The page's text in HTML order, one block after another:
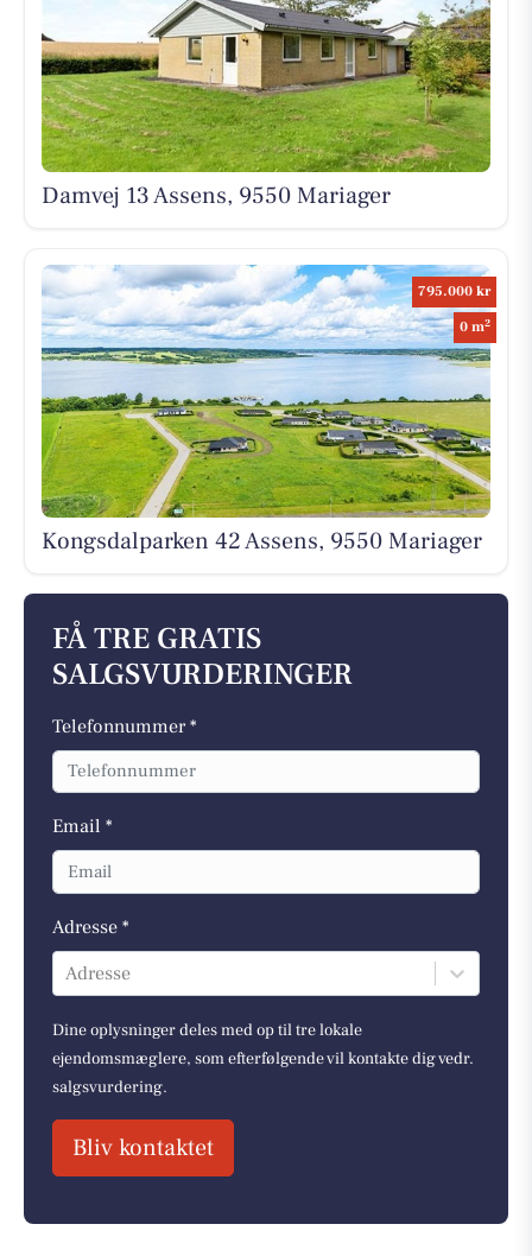
Damvej 13 Assens, 9550 Mariager
795.000 kr
0 m2
Kongsdalparken 42 Assens, 9550 Mariager
FÅ TRE GRATIS
SALGSVURDERINGER
Telefonnummer *
Email *
Adresse *
Adresse
Dine oplysninger deles med op til tre lokale
ejendomsmæglere, som efterfølgende vil kontakte dig vedr.
salgsvurdering.
Bliv kontaktet